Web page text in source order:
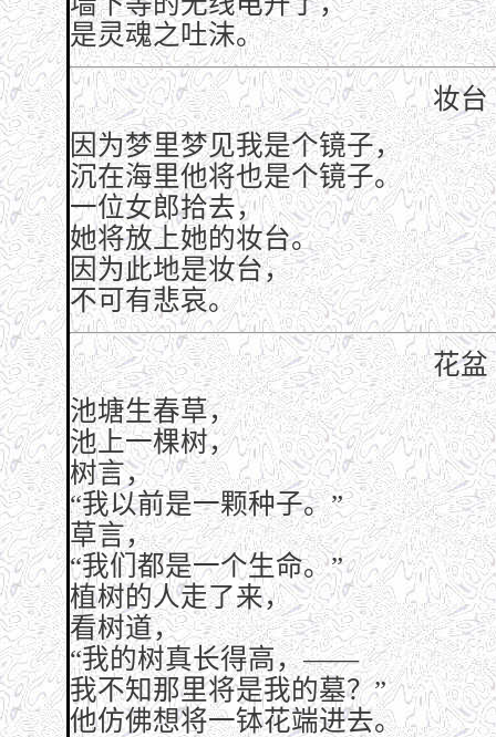
是灵魂之吐沫。
妆台
因为梦里梦见我是个镜子，
沉在海里他将也是个镜子。
一位女郎拾去，
她将放上她的妆台。
因为此地是妆台，
不可有悲哀。
花盆
池塘生春草，
池上一棵树，
树言，
“我以前是一颗种子。”
草言，
“我们都是一个生命。”
植树的人走了来，
看树道，
“我的树真长得高，——
我不知那里将是我的墓？”
他仿佛想将一钵花端进去。